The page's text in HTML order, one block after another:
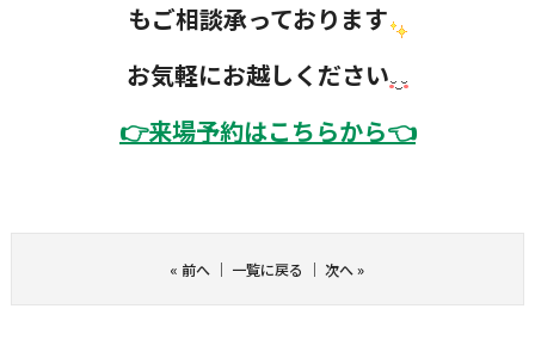
もご相談承っております
お気軽にお越しください
👉来場予約はこちらから👈
« 前へ ｜ 一覧に戻る ｜次へ»